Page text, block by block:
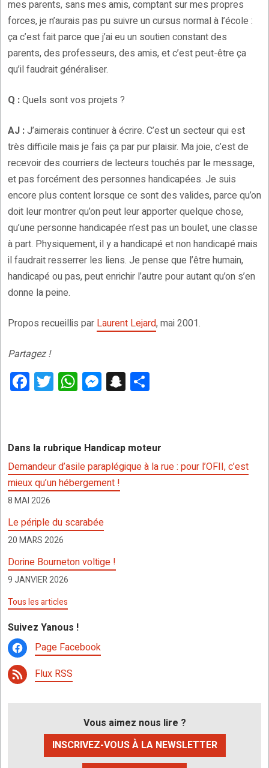
mes parents, sans mes amis, comptant sur mes propres
forces, je n’aurais pas pu suivre un cursus normal à l’école :
ça c’est fait parce que j’ai eu un soutien constant des
parents, des professeurs, des amis, et c’est peut-être ça
qu’il faudrait généraliser.
Q :Quels sont vos projets ?
AJ :J’aimerais continuer à écrire. C’est un secteur qui est
très difficile mais je fais ça par pur plaisir. Ma joie, c’est de
recevoir des courriers de lecteurs touchés par le message,
et pas forcément des personnes handicapées. Je suis
encore plus content lorsque ce sont des valides, parce qu’on
doit leur montrer qu’on peut leur apporter quelque chose,
qu’une personne handicapée n’est pas un boulet, une classe
à part. Physiquement, il y a handicapé et non handicapé mais
il faudrait resserrer les liens. Je pense que l’être humain,
handicapé ou pas, peut enrichir l’autre pour autant qu’on s’en
donne la peine.
Propos recueillis par Laurent Lejard, mai 2001.
Partagez !
F
a
b
o
o
k
T
wi
er
W
h
s
A
p
p
M
es
n
g
er
S
n
p
c
h
g
er
Dans la rubrique Handicap moteur
Demandeur d’asile paraplégique à la rue : pour l’OFII, c’est
mieux qu’un hébergement !
8 MAI 2026
Le périple du scarabée
20 MARS 2026
Dorine Bourneton voltige !
9 JANVIER 2026
Tous les articles
Suivez Yanous !
Page Facebook
Flux RSS
Vous aimez nous lire ?
INSCRIVEZ-VOUS À LA NEWSLETTER